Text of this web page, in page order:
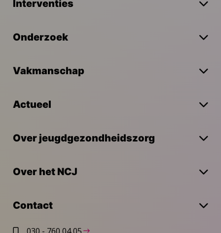
Interventies
Onderzoek
Vakmanschap
Actueel
Over jeugdgezondheidszorg
Over het NCJ
Contact